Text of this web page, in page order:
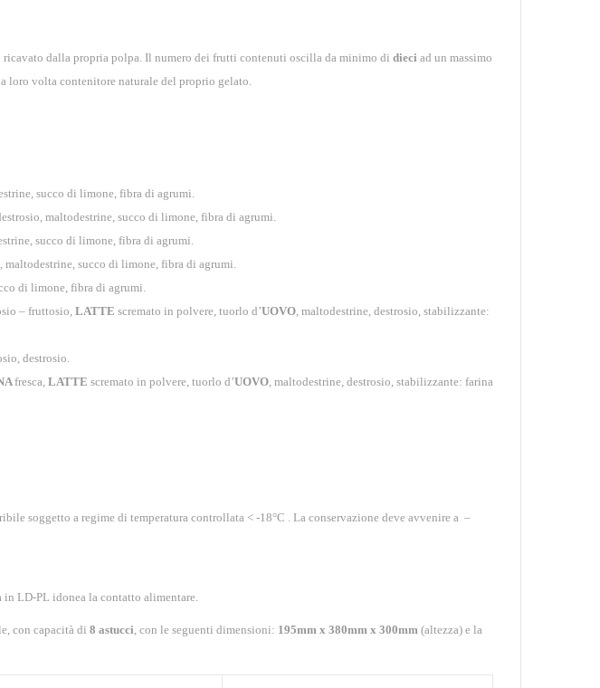
dalla propria polpa. Il numero dei frutti contenuti oscilla da minimo di dieci ad un massimo
loro volta contenitore naturale del proprio gelato.
succo di limone, fibra di agrumi.
maltodestrine, succo di limone, fibra di agrumi.
succo di limone, fibra di agrumi.
succo di limone, fibra di agrumi.
di limone, fibra di agrumi.
– fruttosio, LATTE scremato in polvere, tuorlo d’UOVO, maltodestrine, destrosio, stabilizzante:
destrosio.
fresca, LATTE scremato in polvere, tuorlo d’UOVO, maltodestrine, destrosio, stabilizzante: farina
soggetto a regime di temperatura controllata < -18°C . La conservazione deve avvenire a –
in LD-PL idonea la contatto alimentare.
con capacità di 8 astucci, con le seguenti dimensioni: 195mm x 380mm x 300mm (altezza) e la